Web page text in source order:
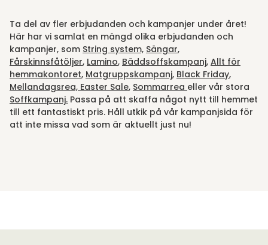
Ta del av fler erbjudanden och kampanjer under året!
Här har vi samlat en mängd olika erbjudanden och
kampanjer, som String system, Sängar,
Fårskinnsfåtöljer, Lamino, Bäddsoffskampanj, Allt för
hemmakontoret, Matgruppskampanj, Black Friday,
Mellandagsrea, Easter Sale, Sommarrea eller vår stora
Soffkampanj. Passa på att skaffa något nytt till hemmet
till ett fantastiskt pris. Håll utkik på vår kampanjsida för
att inte missa vad som är aktuellt just nu!